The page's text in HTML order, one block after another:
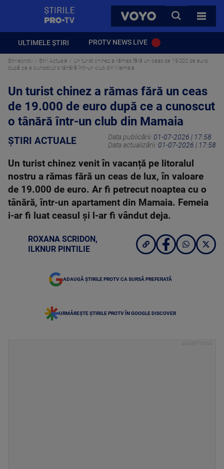
VOYO
CAUTA
TOATE
ULTIMELE ȘTIRI PROTV NEWS LIVE
Stirileprotv Știri Actuale
Un turist chinez a rămas fără un ceas de 19.000 de euro
după ce a cunoscut o tânără într-un club din Mamaia
Un turist chinez a rămas fără un ceas
de 19.000 de euro după ce a cunoscut
o tânără într-un club din Mamaia
ȘTIRI ACTUALE Data publicării: 01-07-2026 | 17:58
Data actualizării: 01-07-2026 | 17:58
Un turist chinez venit în vacanță pe litoralul
nostru a rămas fără un ceas de lux, în valoare
de 19.000 de euro. Ar fi petrecut noaptea cu o
tânără, într-un apartament din Mamaia. Femeia
i-ar fi luat ceasul și l-ar fi vândut deja.
ROXANA SCRIDON,
ILKNUR PINTILIE
ADAUGĂ ȘTIRILE PROTV CA SURSĂ PREFERATĂ
URMĂREȘTE ȘTIRILE PROTV ÎN GOOGLE DISCOVER